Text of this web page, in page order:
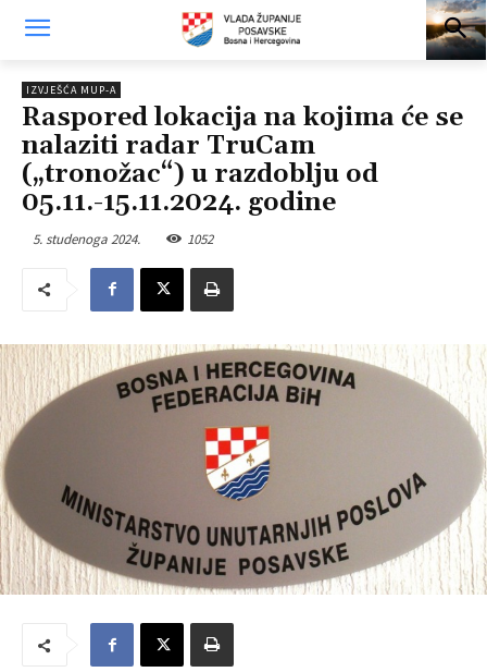
IZVJEŠĆA MUP-A
Raspored lokacija na kojima će se
nalaziti radar TruCam
(„tronožac“) u razdoblju od
05.11.-15.11.2024. godine
5. studenoga 2024. 1052